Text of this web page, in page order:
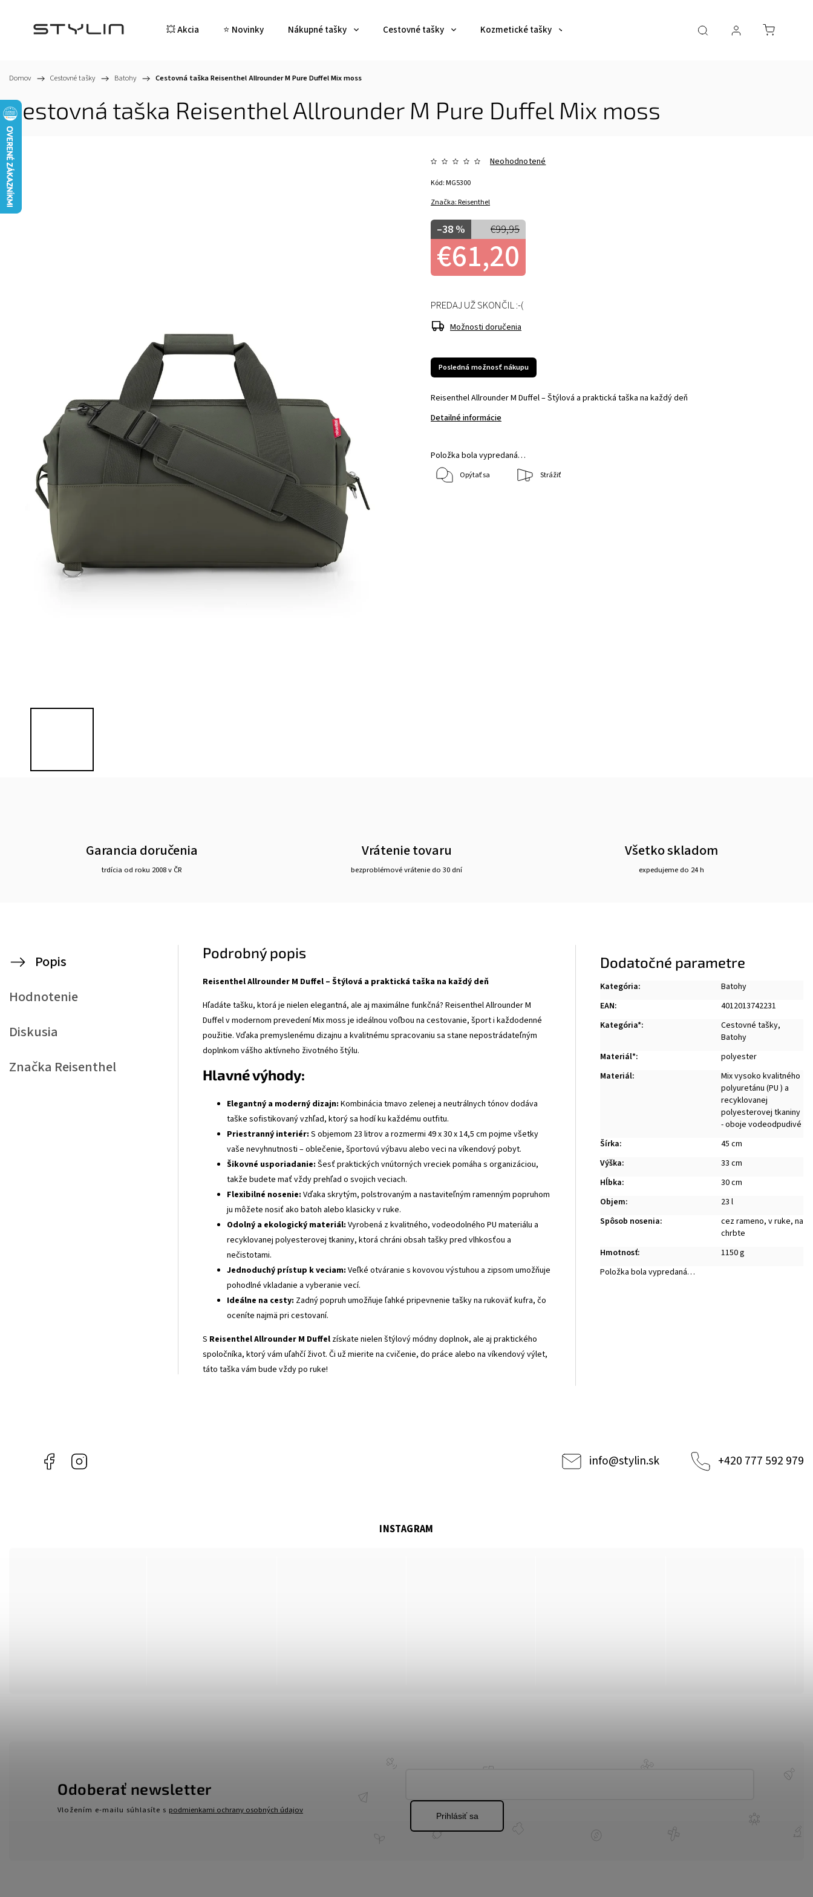
💥 Akcia ⭐ Novinky Nákupné tašky Cestovné tašky Kozmetické tašky Dáždniky a poncha Pre deti
Domov / Cestovné tašky / Batohy / Cestovná taška Reisenthel Allrounder M Pure Duffel Mix moss
Cestovná taška Reisenthel Allrounder M Pure Duffel Mix moss
Značka:Reisenthel
Neohodnotené
€99,95
–38 %
€61,20
Kód:MG5300
Posledná možnosť nákupu
Reisenthel Allrounder M Duffel – Štýlová a praktická taška na každý deň
Detailné informácie
Položka bola vypredaná…
PREDAJ UŽ SKONČIL :-(
Možnosti doručenia
Opýtať sa Strážiť
Garancia doručenia
trdícia od roku 2008 v ČR
Vrátenie tovaru
bezproblémové vrátenie do 30 dní
Všetko skladom
expedujeme do 24 h
Popis
Hodnotenie
Diskusia
Značka Reisenthel
Podrobný popis
Reisenthel Allrounder M Duffel – Štýlová a praktická taška na každý deň
Hľadáte tašku, ktorá je nielen elegantná, ale aj maximálne funkčná? Reisenthel Allrounder M
Duffel v modernom prevedení Mix moss je ideálnou voľbou na cestovanie, šport i každodenné
použitie. Vďaka premyslenému dizajnu a kvalitnému spracovaniu sa stane nepostrádateľným
doplnkom vášho aktívneho životného štýlu.
Hlavné výhody:
Elegantný a moderný dizajn: Kombinácia tmavo zelenej a neutrálnych tónov dodáva
taške sofistikovaný vzhľad, ktorý sa hodí ku každému outfitu.
Priestranný interiér: S objemom 23 litrov a rozmermi 49 x 30 x 14,5 cm pojme všetky
vaše nevyhnutnosti – oblečenie, športovú výbavu alebo veci na víkendový pobyt.
Šikovné usporiadanie: Šesť praktických vnútorných vreciek pomáha s organizáciou,
takže budete mať vždy prehľad o svojich veciach.
Flexibilné nosenie: Vďaka skrytým, polstrovaným a nastaviteľným ramenným popruhom
ju môžete nosiť ako batoh alebo klasicky v ruke.
Odolný a ekologický materiál: Vyrobená z kvalitného, vodeodolného PU materiálu a
recyklovanej polyesterovej tkaniny, ktorá chráni obsah tašky pred vlhkosťou a
nečistotami.
Jednoduchý prístup k veciam: Veľké otváranie s kovovou výstuhou a zipsom umožňuje
pohodlné vkladanie a vyberanie vecí.
Ideálne na cesty: Zadný popruh umožňuje ľahké pripevnenie tašky na rukoväť kufra, čo
oceníte najmä pri cestovaní.
S Reisenthel Allrounder M Duffel získate nielen štýlový módny doplnok, ale aj praktického
spoločníka, ktorý vám uľahčí život. Či už mierite na cvičenie, do práce alebo na víkendový výlet,
táto taška vám bude vždy po ruke!
Dodatočné parametre
Kategória:
Batohy
EAN:
4012013742231
Kategória*: Cestovné tašky,
Batohy
Materiál*:
polyester
Materiál:
Mix vysoko kvalitného
polyuretánu (PU ) a
recyklovanej
polyesterovej tkaniny
- oboje vodeodpudivé
Šírka:
45 cm
Výška:
33 cm
Hĺbka:
30 cm
Objem:
23 l
Spôsob nosenia:
cez rameno, v ruke, na
chrbte
Hmotnosť:
1150 g
Položka bola vypredaná…
Facebook info@stylin.sk +420 777 592 979
INSTAGRAM
Odoberať newsletter
Vložením e-mailu súhlasíte s podmienkami ochrany osobných údajov
Prihlásiť sa